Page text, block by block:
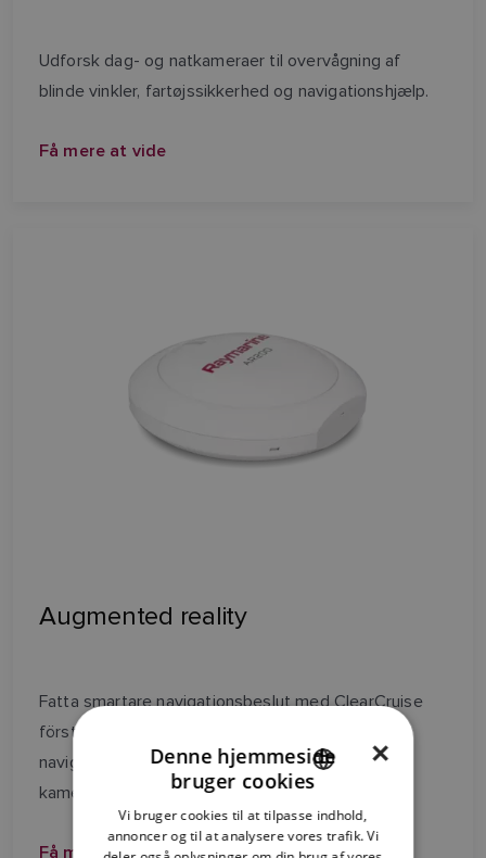
Udforsk dag- og natkameraer til overvågning af
blinde vinkler, fartøjssikkerhed og navigationshjælp.
Få mere at vide
Augmented reality
Fatta smartare navigationsbeslut med ClearCruise
förstärkt verklighet. Se AIS, waypoints och
navigeringshjälpmedel integrerade med marina
kameror.
Få mere at vide
ENGLISH
FRENCH
×
Denne hjemmeside
bruger cookies
Vi bruger cookies til at tilpasse indhold,
annoncer og til at analysere vores trafik. Vi